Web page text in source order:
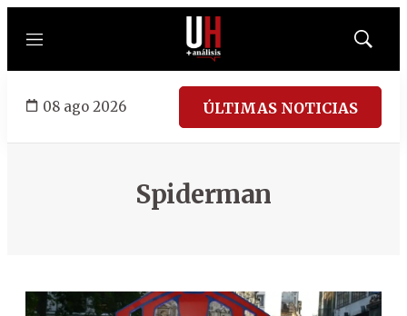
Menú
Mostrar
08 ago 2026 ÚLTIMAS NOTICIAS
Spiderman